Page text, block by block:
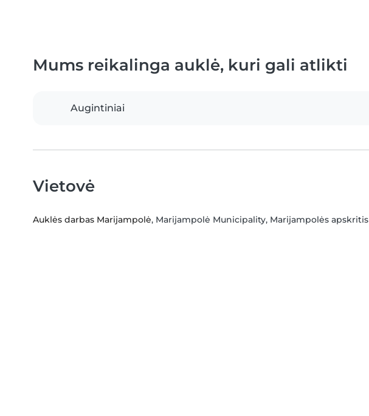
Mums reikalinga auklė, kuri gali atlikti
Augintiniai
Vietovė
Auklės darbas Marijampolė, Marijampolė Municipality, Marijampolės apskritis